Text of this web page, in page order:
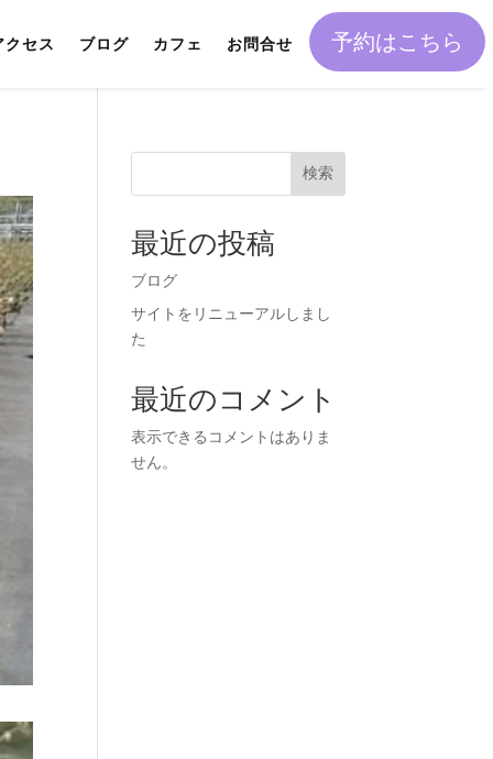
クセス ブログ カフェ お問合せ 予約はこちら
検索
最近の投稿
ブログ
サイトをリニューアルしまし
た
最近のコメント
表示できるコメントはありま
せん。